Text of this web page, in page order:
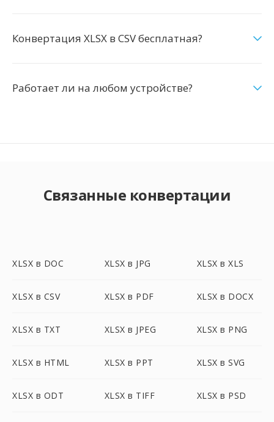
Конвертация XLSX в CSV бесплатная?
Работает ли на любом устройстве?
Связанные конвертации
XLSX в DOC XLSX в JPG XLSX в XLS
XLSX в CSV XLSX в PDF XLSX в DOCX
XLSX в TXT XLSX в JPEG XLSX в PNG
XLSX в HTML XLSX в PPT XLSX в SVG
XLSX в ODT XLSX в TIFF XLSX в PSD